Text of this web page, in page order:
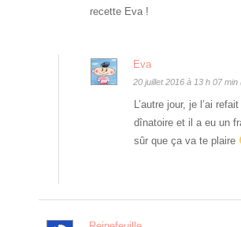
recette Eva !
Eva
20 juillet 2016 à 13 h 07
L’autre jour, je l’ai
dînatoire et il a eu un
sûr que ça va te plaire